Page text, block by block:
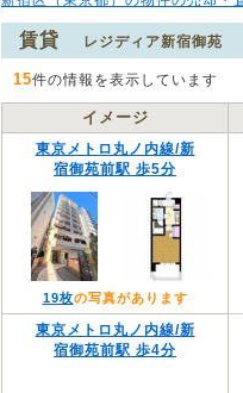
賃貸 レジディア新宿御苑
15件の情報を表示しています
イメージ
東京メトロ丸ノ内線/新
宿御苑前駅 歩5分
19枚の写真があります
東京メトロ丸ノ内線/新
宿御苑前駅 歩4分